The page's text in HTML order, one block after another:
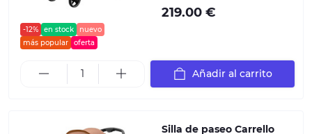
-12% en stock
nuevo
más popular
oferta
219.00 €
Añadir al carrito
Silla de paseo Carrello